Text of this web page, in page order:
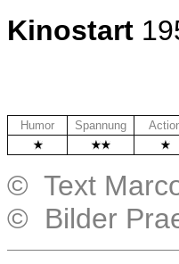
Kinostart
Humor Spannung
© Text
© Bilder